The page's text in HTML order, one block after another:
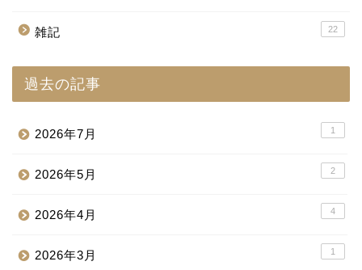
雑記 22
過去の記事
2026年7月 1
2026年5月 2
2026年4月 4
2026年3月 1